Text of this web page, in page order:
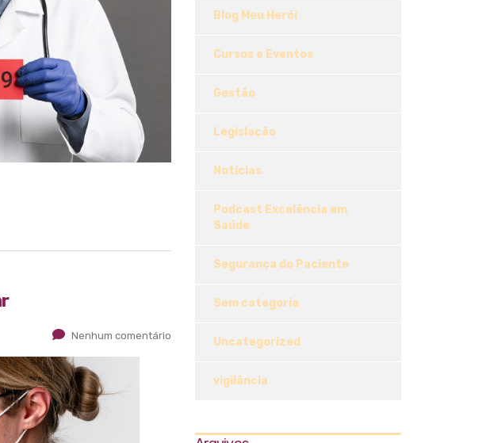
Nenhum comentário
Blog Meu Herói
Cursos e Eventos
Gestão
Legislação
Notícias
Podcast Excelência em
Saúde
Segurança do Paciente
Sem categoria
Uncategorized
vigilância